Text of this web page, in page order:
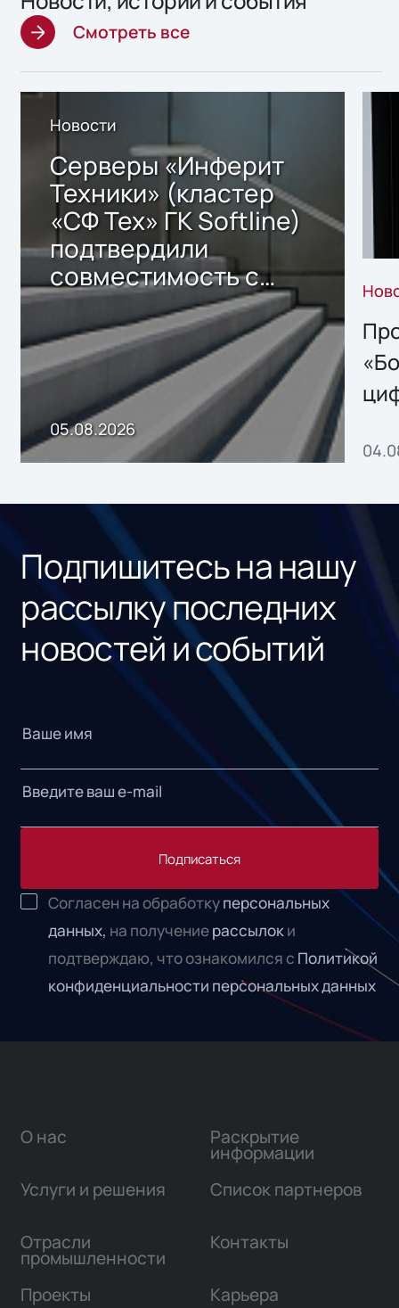
Смотреть все
Новости
Серверы «Инферит
Техники» (кластер
«СФ Тех» ГК Softline)
подтвердили
совместимость с
решением Sharx
Storage 2.x для
хранения данных
05.08.2026
Подпишитесь на нашу
рассылку последних
новостей и событий
Подписаться
Согласен на обработкуперсональных
данных, на получениерассылоки
подтверждаю, что ознакомился с Политикой
конфиденциальности персональных данных
О нас
Услуги и решения
Отрасли
промышленности
Проекты
Раскрытие
информации
Список партнеров
Контакты
Карьера